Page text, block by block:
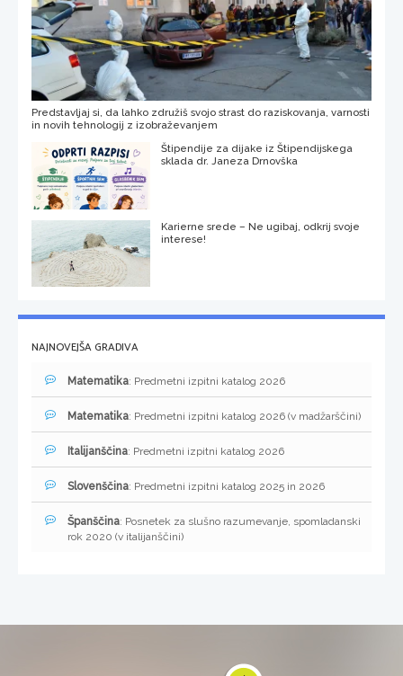
Predstavljaj si, da lahko združiš svojo strast do raziskovanja, varnosti
in novih tehnologij z izobraževanjem
Štipendije za dijake iz Štipendijskega
sklada dr. Janeza Drnovška
Karierne srede – Ne ugibaj, odkrij svoje
interese!
NAJNOVEJŠA GRADIVA
Matematika: Predmetni izpitni katalog 2026
Matematika: Predmetni izpitni katalog 2026 (v madžarščini)
Italijanščina: Predmetni izpitni katalog 2026
Slovenščina: Predmetni izpitni katalog 2025 in 2026
Španščina: Posnetek za slušno razumevanje, spomladanski
rok 2020 (v italijanščini)